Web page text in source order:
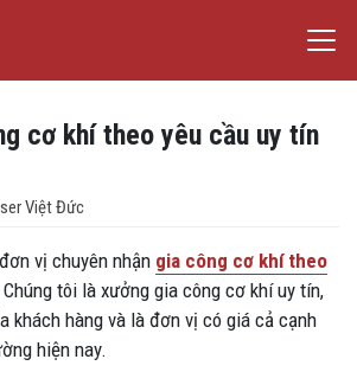
cơ khí theo yêu cầu uy tín
bởiViệt Đức
vị chuyên nhận gia công cơ khí theo
Chúng tôi là xưởng gia công cơ khí uy tín,
khách hàng và là đơn vị có giá cả cạnh
hiện nay.